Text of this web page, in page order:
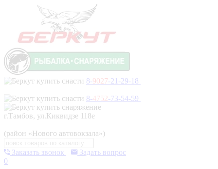
8-9027-21-29-18
8-4752-73-54-59
г.Тамбов, ул.Киквидзе 118е
(район «Нового автовокзала»)
Заказать звонок
Задать вопрос
0